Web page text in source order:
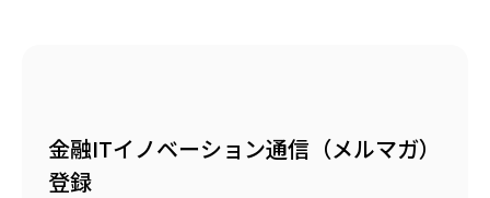
金融ITイノベーション通信（メルマガ）
登録